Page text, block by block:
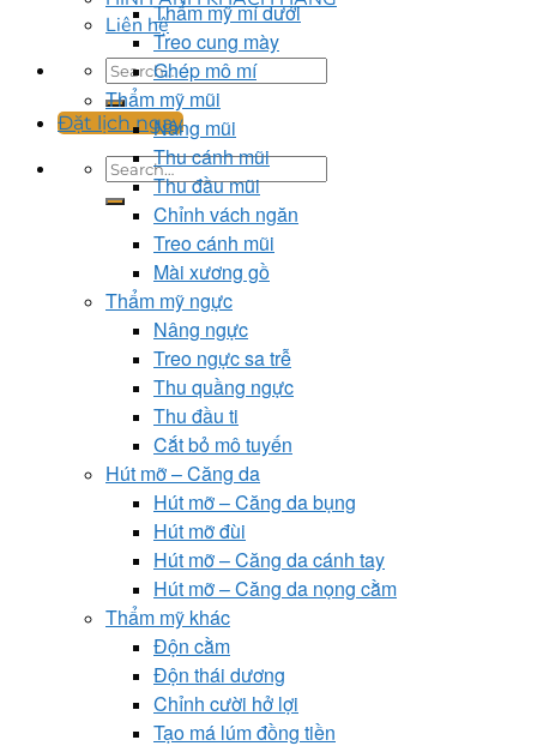
Liên hệ
Đặt lịch ngay
Thẩm mỹ mí dưới
Treo cung mày
Ghép mô mí
Thẩm mỹ mũi
Nâng mũi
Thu cánh mũi
Thu đầu mũi
Chỉnh vách ngăn
Treo cánh mũi
Mài xương gồ
Thẩm mỹ ngực
Nâng ngực
Treo ngực sa trễ
Thu quầng ngực
Thu đầu ti
Cắt bỏ mô tuyến
Hút mỡ – Căng da
Hút mỡ – Căng da bụng
Hút mỡ đùi
Hút mỡ – Căng da cánh tay
Hút mỡ – Căng da nọng cằm
Thẩm mỹ khác
Độn cằm
Độn thái dương
Chỉnh cười hở lợi
Tạo má lúm đồng tiền